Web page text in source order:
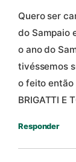
Quero ser
do Sampaio
o ano do
tivéssemos
o feito então
BRIGATTI E
Responder